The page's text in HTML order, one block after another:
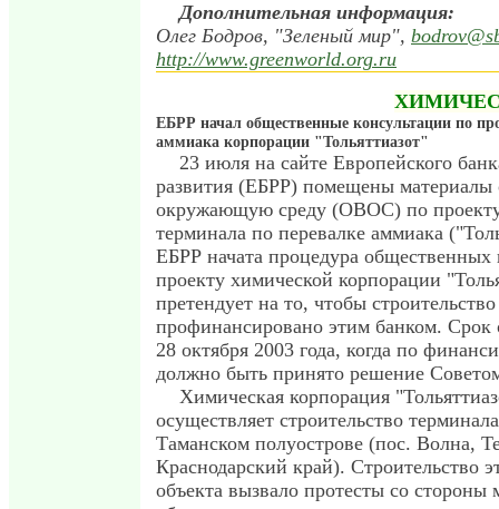
Дополнительная информация:
Олег Бодров, "Зеленый мир",
http://www.greenworld.org.ru
ЕБРР начал общественные консультации по
аммиака корпорации "Тольяттиазот"
23 июля на сайте Европейского
развития (ЕБРР) помещены материалы
окружающую среду (ОВОС) по проекту
терминала по перевалке аммиака
ЕБРР начата процедура общественных
проекту химической корпорации
претендует на то, чтобы
профинансировано этим банком. Срок
28 октября 2003 года, когда по
должно быть принято решение
Химическая корпорация
осуществляет строительство
Таманском полуострове (пос. Волна,
Краснодарский край). Строительство
объекта вызвало протесты со стороны